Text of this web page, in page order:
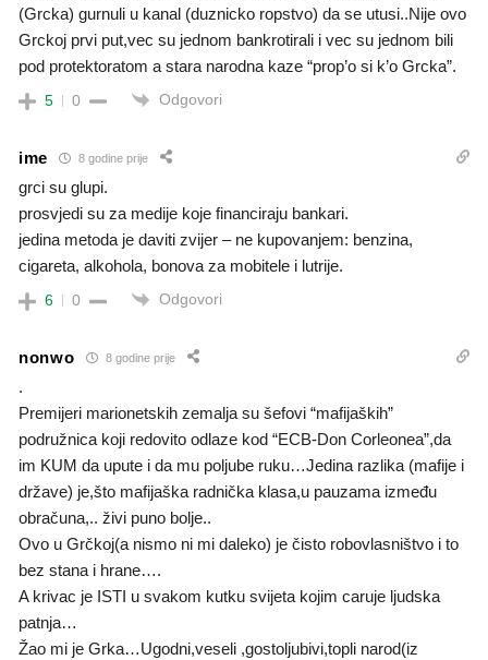
(Grcka) gurnuli u kanal (duznicko ropstvo) da se utusi..Nije ovo
Grckoj prvi put,vec su jednom bankrotirali i vec su jednom bili
pod protektoratom a stara narodna kaze “prop’o si k’o Grcka”.
5 0 Odgovori
ime 8 godine prije
grci su glupi.
prosvjedi su za medije koje financiraju bankari.
jedina metoda je daviti zvijer – ne kupovanjem: benzina,
cigareta, alkohola, bonova za mobitele i lutrije.
6 0 Odgovori
nonwo 8 godine prije
.
Premijeri marionetskih zemalja su šefovi “mafijaških”
podružnica koji redovito odlaze kod “ECB-Don Corleonea”,da
im KUM da upute i da mu poljube ruku…Jedina razlika (mafije i
države) je,što mafijaška radnička klasa,u pauzama između
obračuna,.. živi puno bolje..
Ovo u Grčkoj(a nismo ni mi daleko) je čisto robovlasništvo i to
bez stana i hrane….
A krivac je ISTI u svakom kutku svijeta kojim caruje ljudska
patnja…
Žao mi je Grka…Ugodni,veseli ,gostoljubivi,topli narod(iz